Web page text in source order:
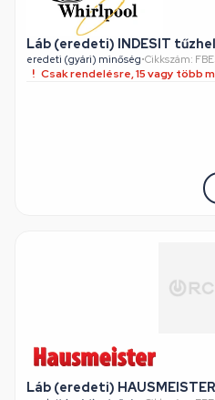
Láb (eredeti) INDESIT
eredeti (gyári) minőség•Cikkszám:
Csak rendelésre, 15 vagy több
Láb (eredeti)